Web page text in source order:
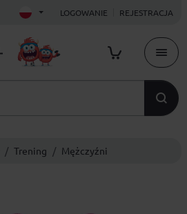
LOGOWANIE REJESTRACJA
Trening Mężczyźni